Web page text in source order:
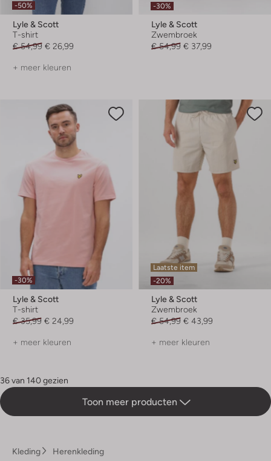
-50%
Lyle & Scott
T-shirt
€ 54,99 € 26,99
+ meer kleuren
-30%
Lyle & Scott
Zwembroek
€ 54,99 € 37,99
-30%
Lyle & Scott
T-shirt
€ 35,99 € 24,99
+ meer kleuren
Laatste item
-20%
Lyle & Scott
Zwembroek
€ 54,99 € 43,99
+ meer kleuren
36 van 140 gezien
Toon meer producten
Kleding Herenkleding